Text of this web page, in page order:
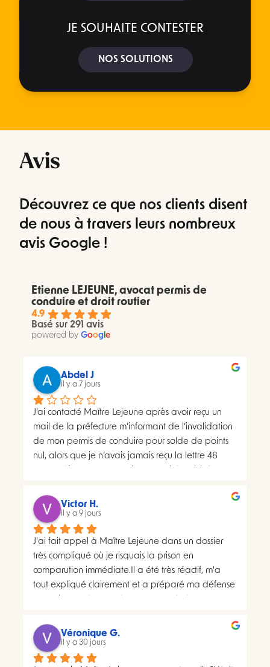
JE SOUHAITE CONTESTER
NOS SOLUTIONS
Avis
Découvrez ce que nos clients disent
de nous à travers leurs nombreux
avis Google !
Etienne LEJEUNE, avocat permis de
conduire et droit routier
4.9
Basé sur 291 avis
powered by Goog e
Abdel J
il y a 7 jours
J’ai contacté Maître Lejeune après avoir reçu un
mail de la préfecture m’informant de l’invalidation
de mon permis de conduire pour solde de points
nul, alors que je n’avais jamais reçu la lettre 48
distributions à deux dates différentes, ce qui me
semblait présenter une anomalie nécessitant une
analyse juridique.Après avoir consulté les
nombreux avis positifs concernant Maître Lejeune,
je lui ai envoyé par courriel l’intégralité de mon
dossier. Je lui ai également demandé, à plusieurs
reprises, de m’indiquer clairement le montant de
proposé un rendez-vous de 30 minutes facturé
200 euros. Pourtant, il disposait déjà de toutes les
pièces de mon dossier et semblait considérer que
Victor H.
il y a 9 jours
J'ai fait appel à Maître Lejeune dans un dossier
très compliqué où je risquais la prison en
comparution immédiate.Il a été très réactif, m'a
tout expliqué clairement et a préparé ma défense
sérieux, humain et très investi. Merci encore pour
tout, je le recommande sans hésiter.
Véronique G.
il y a 30 jours